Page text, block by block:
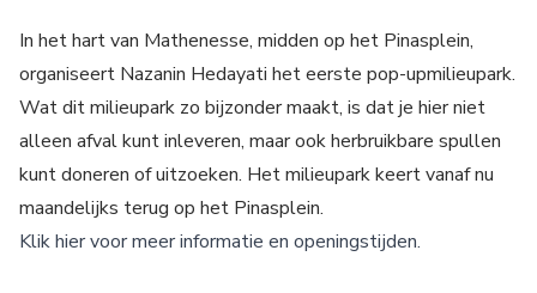
In het hart van Mathenesse, midden op het Pinasplein,
organiseert Nazanin Hedayati het eerste pop-upmilieupark.
Wat dit milieupark zo bijzonder maakt, is dat je hier niet
alleen afval kunt inleveren, maar ook herbruikbare spullen
kunt doneren of uitzoeken. Het milieupark keert vanaf nu
maandelijks terug op het Pinasplein.
Klik hier voor meer informatie en openingstijden.